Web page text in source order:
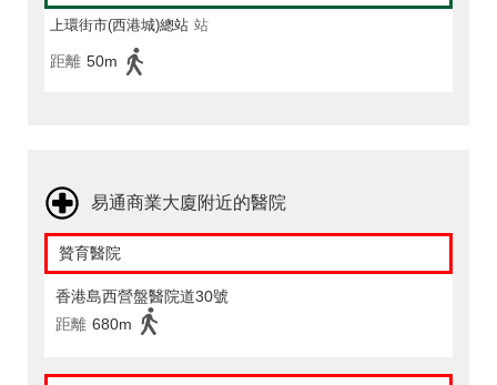
上環街市(西港城)總站 站
距離 50m
易通商業大廈附近的醫院
贊育醫院
香港島西營盤醫院道30號
距離 680m